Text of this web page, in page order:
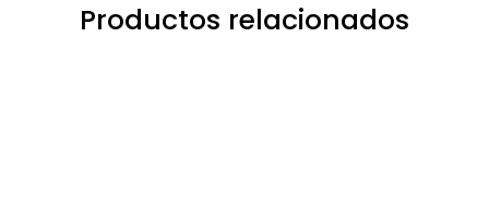
Productos relacionados